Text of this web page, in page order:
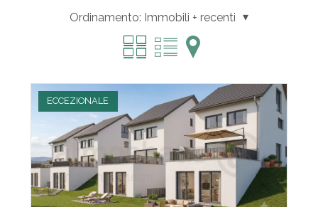
Ordinamento: Immobili + recenti
ECCEZIONALE